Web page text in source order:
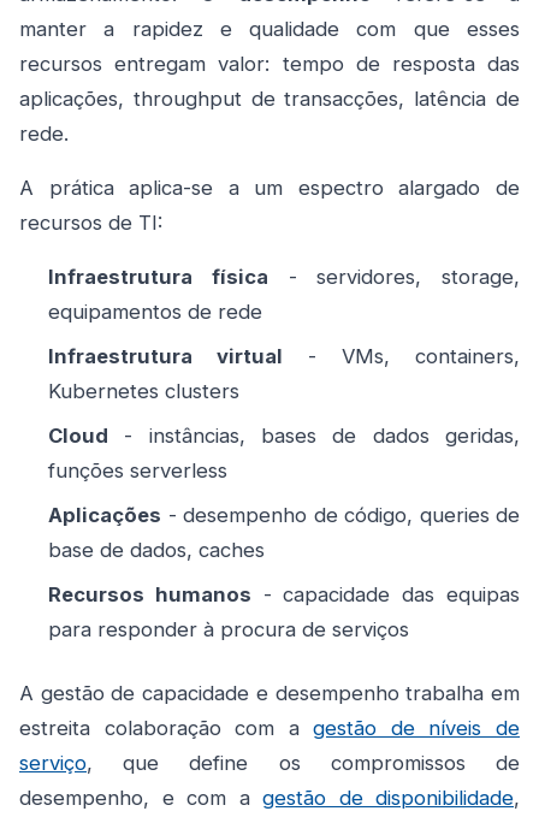
manter a rapidez e qualidade com que esses
recursos entregam valor: tempo de resposta das
aplicações, throughput de transacções, latência de
rede.
A prática aplica-se a um espectro alargado de
recursos de TI:
Infraestrutura física - servidores, storage,
equipamentos de rede
Infraestrutura virtual - VMs, containers,
Kubernetes clusters
Cloud - instâncias, bases de dados geridas,
funções serverless
Aplicações - desempenho de código, queries de
base de dados, caches
Recursos humanos - capacidade das equipas
para responder à procura de serviços
A gestão de capacidade e desempenho trabalha em
estreita colaboração com agestão de níveis de
serviço, que define os compromissos de
desempenho, e com a gestão de disponibilidade,